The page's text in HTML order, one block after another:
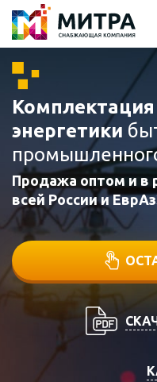
Комплектация
энергетики
Продажа оптом и в
всей России и